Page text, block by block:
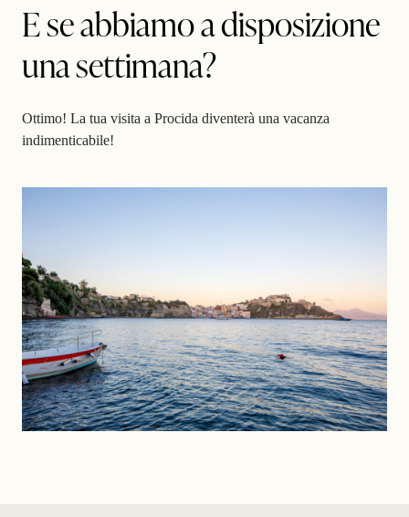
E se abbiamo a disposizione
una settimana?
Ottimo! La tua visita a Procida diventerà una vacanza
indimenticabile!